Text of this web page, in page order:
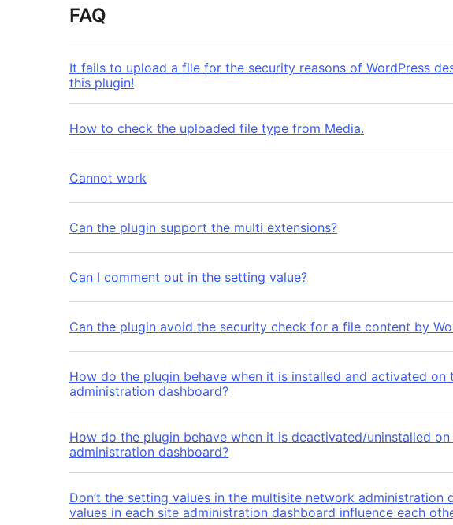
FAQ
It fails to upload a file for the security reasons of WordPress
this plugin!
How to check the uploaded file type from Media.
Cannot work
Can the plugin support the multi extensions?
Can I comment out in the setting value?
Can the plugin avoid the security check for a file content by
How do the plugin behave when it is installed and activated on
administration dashboard?
How do the plugin behave when it is deactivated/uninstalled
administration dashboard?
Don’t the setting values in the multisite network administration dashboard
values in each site administration dashboard influence each